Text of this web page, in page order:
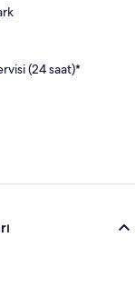
(24 saat)*